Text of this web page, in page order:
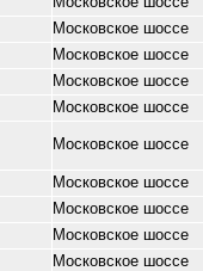
Московское шоссе
Московское шоссе
Московское шоссе
Московское шоссе
Московское шоссе
Московское шоссе
Московское шоссе
Московское шоссе
Московское шоссе